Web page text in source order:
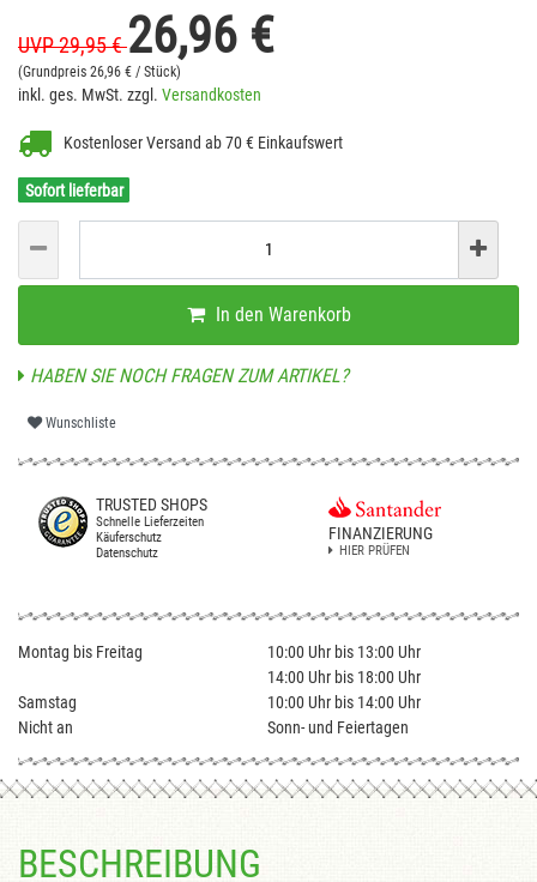
UVP 29,95 €26,96 €
(Grundpreis 26,96 € / Stück)
inkl. ges. MwSt. zzgl. Versandkosten
Kostenloser Versand ab 70 € Einkaufswert
Sofort lieferbar
In den Warenkorb
HABEN SIE NOCH FRAGEN ZUM ARTIKEL?
Wunschliste
TRUSTED SHOPS
Schnelle Lieferzeiten
Käuferschutz
Datenschutz
FINANZIERUNG
HIER PRÜFEN
Montag bis Freitag
10:00 Uhr bis 13:00 Uhr
14:00 Uhr bis 18:00 Uhr
Samstag
10:00 Uhr bis 14:00 Uhr
Nicht an
Sonn- und Feiertagen
BESCHREIBUNG